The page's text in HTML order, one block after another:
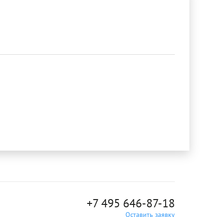
+7 495 646-87-18
Оставить заявку